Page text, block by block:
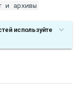
и архивы
используйте